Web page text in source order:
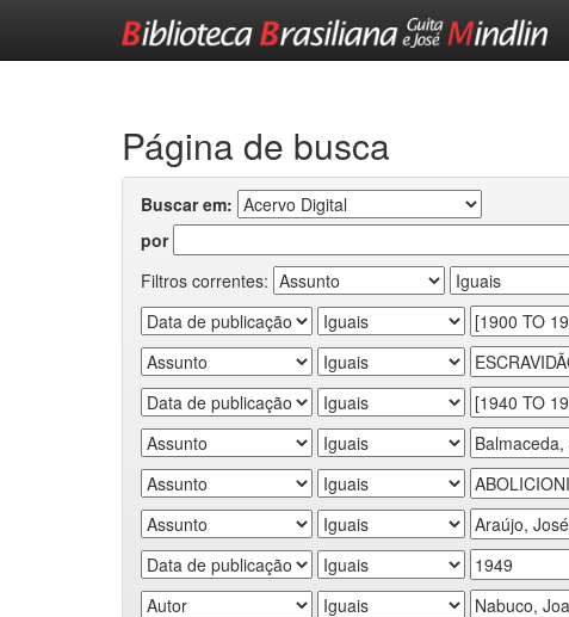
Página de busca
Buscar em:
por
Filtros correntes: